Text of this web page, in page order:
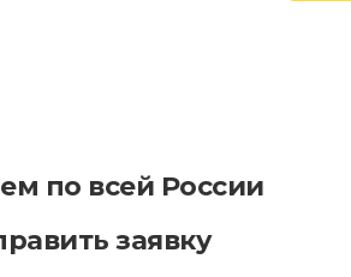
по всей России
заявку